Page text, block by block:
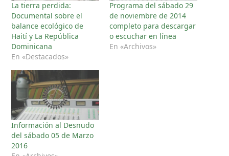
La tierra perdida:
Documental sobre el
balance ecológico de
Haití y La República
Dominicana
En «Destacados»
Programa del sábado 29
de noviembre de 2014
completo para descargar
o escuchar en línea
En «Archivos»
Información al Desnudo
del sábado 05 de Marzo
2016